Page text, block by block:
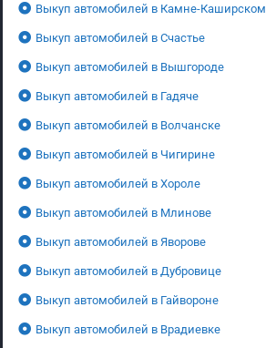
Выкуп автомобилей в Камне-Каширском
Выкуп автомобилей в Счастье
Выкуп автомобилей в Вышгороде
Выкуп автомобилей в Гадяче
Выкуп автомобилей в Волчанске
Выкуп автомобилей в Чигирине
Выкуп автомобилей в Хороле
Выкуп автомобилей в Млинове
Выкуп автомобилей в Яворове
Выкуп автомобилей в Дубровице
Выкуп автомобилей в Гайвороне
Выкуп автомобилей в Врадиевке